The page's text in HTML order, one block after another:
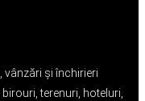
vânzări și închirieri
terenuri, hoteluri,